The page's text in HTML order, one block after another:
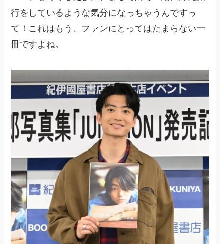
行をしているような気分になっちゃうんですっ
て！これはもう、ファンにとってはたまらない一
冊ですよね。